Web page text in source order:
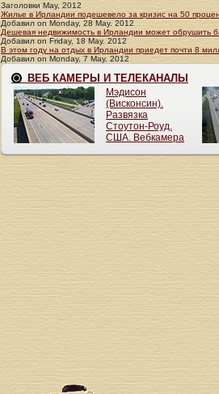
Заголовки May, 2012
Жилье в Ирландии подешевело за кризис на 50
Добавил on Monday, 28 May. 2012
Дешевая недвижимость в Ирландии может обрушить
Добавил on Friday, 18 May. 2012
В этом году на отдых в Ирландии приедет почти 8
Добавил on Monday, 7 May. 2012